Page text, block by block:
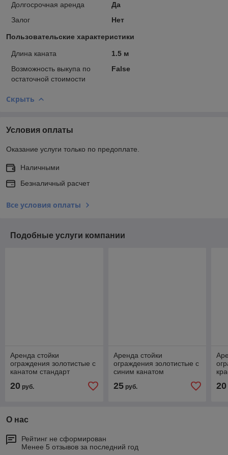
Долгосрочная аренда
Да
Залог
Нет
Пользовательские характеристики
Длина каната
1.5 м
Возможность выкупа по
остаточной стоимости
False
Скрыть
Условия оплаты
Оказание услуги только по предоплате.
Наличными
Безналичный расчет
Все условия оплаты
Подобные услуги компании
Аренда стойки
ограждения золотистые с
канатом стандарт
20 руб.
Аренда стойки
ограждения золотистые с
синим канатом
25руб. 20
О нас
Рейтинг не сформирован
Менее 5 отзывов за последний год